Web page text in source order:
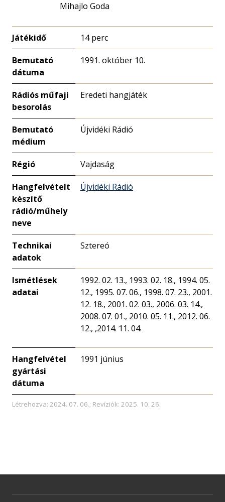
Mihajlo Goda
Játékidő 14 perc
Bemutató
dátuma
1991. október 10.
Rádiós műfaji
besorolás
Eredeti hangjáték
Bemutató
médium
Újvidéki Rádió
Régió Vajdaság
Hangfelvételt
készítő
rádió/műhely
neve
Újvidéki Rádió
Technikai
adatok
Sztereó
Ismétlések
adatai
1992. 02. 13., 1993. 02. 18., 1994. 05.
12., 1995. 07. 06., 1998. 07. 23., 2001.
12. 18., 2001. 02. 03., 2006. 03. 14.,
2008. 07. 01., 2010. 05. 11., 2012. 06.
12., ,2014. 11. 04.
Hangfelvétel
gyártási
dátuma
1991 június
Létrehozva: 2024. 07. 06.; Revíziók: 2025. 10. 26.